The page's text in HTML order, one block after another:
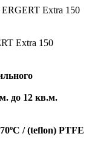
ERGERT Extra 150
Extra 150
до 12 кв.м.
/ (teflon) PTFE